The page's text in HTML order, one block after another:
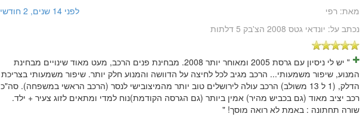
מאת:רפי
לפני 14 שנים, 2 חודשים
נכתב על: יונדאי גטס 2008 הצ'בק 5 דלתות
" יש לי ניסיון עם גרסת 2005 ומאוחר יותר 2008. מבחינת פנים הרכב, מעט מאוד שינויים מבחינת
המנוע, שיפור משמעותי... הרכב מגיב לכל לחיצה על הדוושה והמנוע חלק יותר. שיפור משמעותי בצריכת
הדלק, (1 ל 13 משולב) הרכב עולה לירושלים טוב יותר מהמיצובישי לנסר (הרכב הראשי במשפחה). סה"כ
רכב יציב מאוד (גם בכביש מהיר) אמין ביותר (גם הגרסה הקודמת)נוח למדי ומתאים לזוג צעיר + ילד.
שורה תחתונה : באמת לא רואה מוסך! "